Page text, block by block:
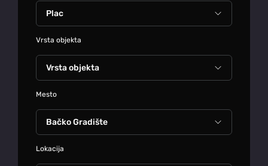
Vrsta objekta
Mesto
Lokacija